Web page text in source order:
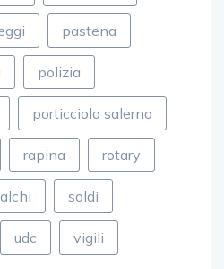
pastena
polizia
porticciolo salerno
rapina rotary
soldi
udc vigili